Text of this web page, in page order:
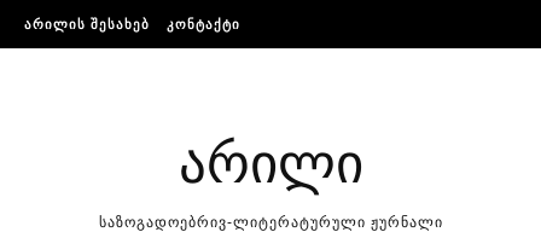
Skip to content
ᲐᲠᲘᲚᲘᲡ ᲨᲔᲡᲐᲮᲔᲑ ᲙᲝᲜᲢᲐᲥᲢᲘ
არილი
საზოგადოებრივ-ლიტერატურული ჟურნალი